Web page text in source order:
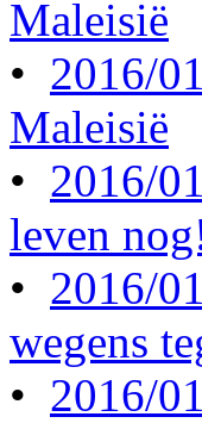
Maleisië
• 2016/
Maleisië
• 2016/
leven
• 2016/
wegens
• 2016/